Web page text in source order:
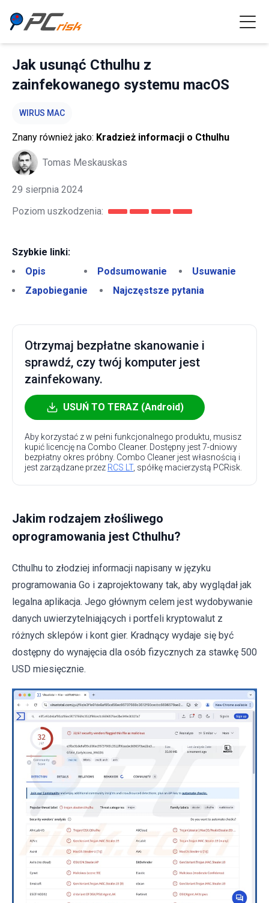
Jak usunąć Cthulhu z
zainfekowanego systemu macOS
WIRUS MAC
Znany również jako: Kradzież informacji o Cthulhu
Tomas Meskauskas
29 sierpnia 2024
Poziom uszkodzenia:
Szybkie linki:
Opis
Podsumowanie
Usuwanie
Zapobieganie
Najczęstsze pytania
Otrzymaj bezpłatne skanowanie i
sprawdź, czy twój komputer jest
zainfekowany.
USUŃ TO TERAZ (Android)
Aby korzystać z w pełni funkcjonalnego produktu, musisz
kupić licencję na Combo Cleaner. Dostępny jest 7-dniowy
bezpłatny okres próbny. Combo Cleaner jest własnością i
jest zarządzane przez RCS LT, spółkę macierzystą PCRisk.
Jakim rodzajem złośliwego
oprogramowania jest Cthulhu?
Cthulhu to złodziej informacji napisany w języku
programowania Go i zaprojektowany tak, aby wyglądał jak
legalna aplikacja. Jego głównym celem jest wydobywanie
danych uwierzytelniających i portfeli kryptowalut z
różnych sklepów i kont gier. Kradnący wydaje się być
dostępny do wynajęcia dla osób fizycznych za stawkę 500
USD miesięcznie.